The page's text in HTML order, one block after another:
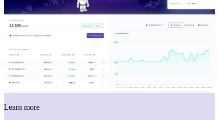
Learn more